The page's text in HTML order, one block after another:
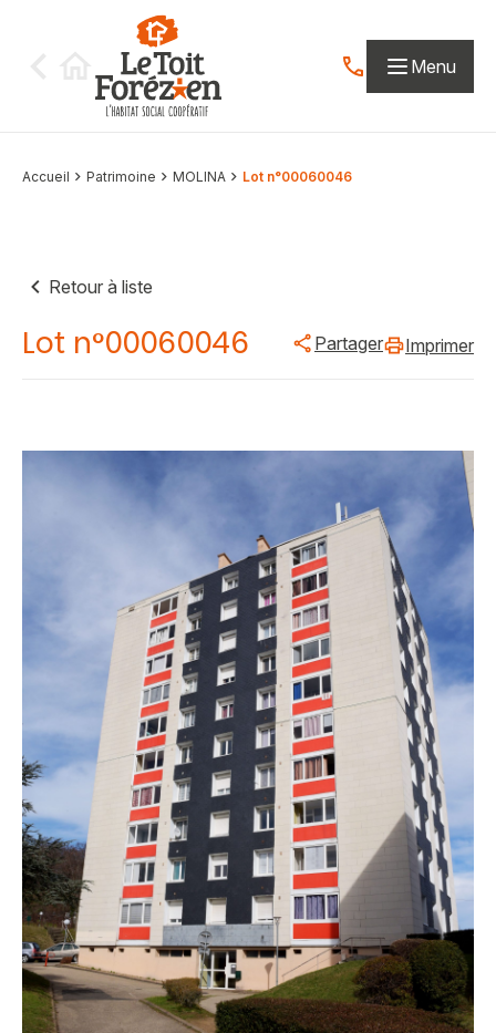
Contactez-nous
Menu
Accueil Patrimoine MOLINA Lot n°00060046
Retour à liste
Lot n°00060046 Partager Imprimer